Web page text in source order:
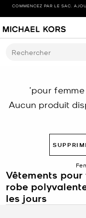
COMMENCEZ PAR LE SAC.
Rechercher
‘pour
Aucun produit
Vêtements
robe
les jours